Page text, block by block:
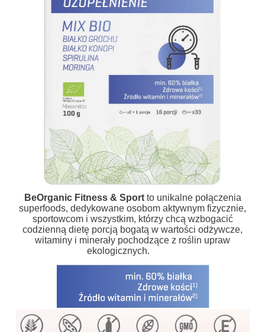
BeOrganic Fitness & Sport to unikalne połączenia
superfoods, dedykowane osobom aktywnym fizycznie,
sportowcom i wszystkim, którzy chcą wzbogacić
codzienną dietę porcją bogatą w wartości odżywcze,
witaminy i minerały pochodzące z roślin upraw
ekologicznych.